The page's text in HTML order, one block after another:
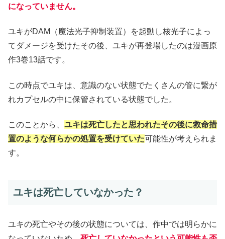
になっていません。
ユキがDAM（魔法光子抑制装置）を起動し核光子によっ
てダメージを受けたその後、ユキが再登場したのは漫画原
作3巻13話です。
この時点でユキは、意識のない状態でたくさんの管に繋が
れカプセルの中に保管されている状態でした。
このことから、 ユキは死亡したと思われたその後に救命措
置のような何らかの処置を受けていた可能性が考えられま
す。
ユキは死亡していなかった？
ユキの死亡やその後の状態については、作中では明らかに